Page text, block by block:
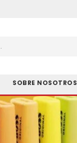
SOBRE NOSOTROS